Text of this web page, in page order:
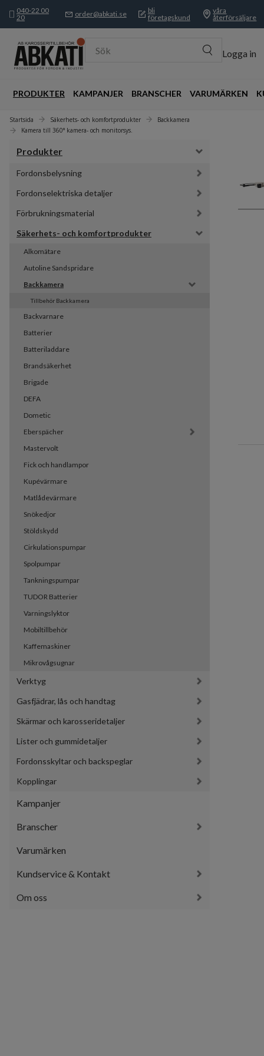
040-22 00
20
order@abkati.se
bli
företagskund
våra
återförsäljare
Sök Logga in
PRODUKTER KAMPANJER BRANSCHER VARUMÄRKEN
Startsida Säkerhets- och komfortprodukter
Backkamera
Kamera till 360° kamera- och monitorsys.
Produkter
Fordonsbelysning
Fordonselektriska detaljer
Förbrukningsmaterial
Säkerhets- och komfortprodukter
Alkomätare
Autoline Sandspridare
Backkamera
Tillbehör Backkamera
Backvarnare
Batterier
Batteriladdare
Brandsäkerhet
Brigade
DEFA
Dometic
Eberspächer
Mastervolt
Fick och handlampor
Kupévärmare
Matlådevärmare
Snökedjor
Stöldskydd
Cirkulationspumpar
Spolpumpar
Tankningspumpar
TUDOR Batterier
Varningslyktor
Mobiltillbehör
Kaffemaskiner
Mikrovågsugnar
Verktyg
Gasfjädrar, lås och handtag
Skärmar och karosseridetaljer
Lister och gummidetaljer
Fordonsskyltar och backspeglar
Kopplingar
Kampanjer
Branscher
Varumärken
Kundservice & Kontakt
Om oss